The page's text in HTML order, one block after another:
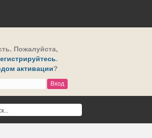
. Пожалуйста,
.
активации?